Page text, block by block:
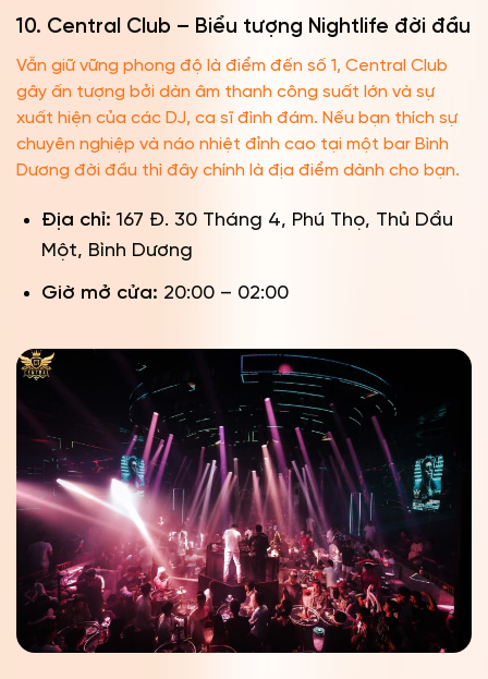
10. Central Club – Biểu tượng Nightlife đời đầu
Vẫn giữ vững phong độ là điểm đến số 1, Central Club
gây ấn tượng bởi dàn âm thanh công suất lớn và sự
xuất hiện của các DJ, ca sĩ đình đám. Nếu bạn thích sự
chuyên nghiệp và náo nhiệt đỉnh cao tại một bar Bình
Dương đời đầu thì đây chính là địa điểm dành cho bạn.
Địa chỉ: 167 Đ. 30 Tháng 4, Phú Thọ, Thủ Dầu
Một, Bình Dương
Giờ mở cửa: 20:00 – 02:00